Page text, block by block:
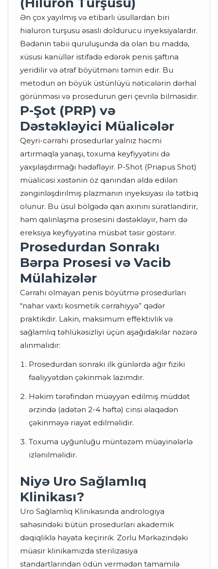
Ən çox yayılmış və etibarlı üsullardan biri
hialuron turşusu əsaslı doldurucu inyeksiyalardır.
Bədənin təbii quruluşunda da olan bu maddə,
xüsusi kanüllər istifadə edərək penis şaftına
yeridilir və ətraf böyütməni təmin edir. Bu
metodun ən böyük üstünlüyü nəticələrin dərhal
görünməsi və prosedurun geri çevrilə bilməsidir.
P-Şot (PRP) və
Dəstəkləyici Müalicələr
Qeyri-cərrahi prosedurlar yalnız həcmi
artırmaqla yanaşı, toxuma keyfiyyətini də
yaxşılaşdırmağı hədəfləyir. P-Shot (Priapus Shot)
müalicəsi xəstənin öz qanından əldə edilən
zənginləşdirilmiş plazmanın inyeksiyası ilə tətbiq
olunur. Bu üsul bölgədə qan axınını sürətləndirir,
həm qalınlaşma prosesini dəstəkləyir, həm də
ereksiya keyfiyyətinə müsbət təsir göstərir.
Prosedurdan Sonrakı
Bərpa Prosesi və Vacib
Mülahizələr
Cərrahi olmayan penis böyütmə prosedurları
“nahar vaxtı kosmetik cərrahiyyə” qədər
praktikdir. Lakin, maksimum effektivlik və
sağlamlıq təhlükəsizliyi üçün aşağıdakılar nəzərə
alınmalıdır:
Prosedurdan sonrakı ilk günlərdə ağır fiziki
fəaliyyətdən çəkinmək lazımdır.
Həkim tərəfindən müəyyən edilmiş müddət
ərzində (adətən 2-4 həftə) cinsi əlaqədən
çəkinməyə riayət edilməlidir.
Toxuma uyğunluğu müntəzəm müayinələrlə
izlənilməlidir.
Niyə Uro Sağlamlıq
Klinikası?
Uro Sağlamlıq Klinikasında andrologiya
sahəsindəki bütün prosedurları akademik
dəqiqliklə həyata keçiririk. Zorlu Mərkəzindəki
müasir klinikamızda sterilizasiya
standartlarından ödün vermədən tamamilə